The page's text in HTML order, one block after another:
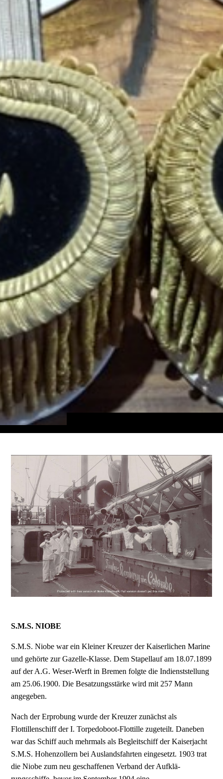
S.M.S. NIOBE
S.M.S. Niobe war ein Kleiner Kreuzer der Kaiserlichen Marine
und gehörte zur Gazelle-Klasse. Dem Stapellauf am 18.07.1899
auf der A.G. Weser-Werft in Bremen folgte die Indienststellung
am 25.06.1900. Die Besatzungsstärke wird mit 257 Mann
angegeben.
Nach der Erprobung wurde der Kreuzer zunächst als
Flottillenschiff der I. Torpedoboot-Flottille zu­geteilt. Daneben
war das Schiff auch mehrmals als Begleitschiff der Kaiserjacht
S.M.S. Hohenzol­lern bei Auslandsfahrten eingesetzt. 1903 trat
die Niobe zum neu geschaffenen Verband der Aufklä­